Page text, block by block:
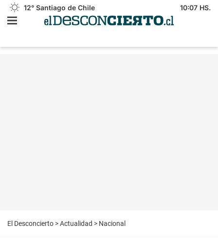
12° Santiago de Chile 10:07 HS.
El Desconcierto >Actualidad > Nacional